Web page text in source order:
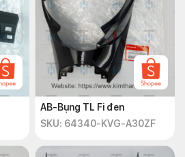
AB-Bụng TL Fi đen
SKU: 64340-KVG-A30ZF